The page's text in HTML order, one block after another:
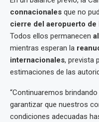
connacionales que no
cierre del aeropuerto de
Todos ellos permanecen
mientras esperan la
internacionales, prevista
estimaciones de las
“Continuaremos
garantizar que nuestros
condiciones adecuadas